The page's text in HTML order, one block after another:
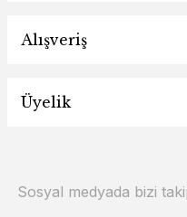
Alışveriş
Üyelik
Sosyal medyada bizi